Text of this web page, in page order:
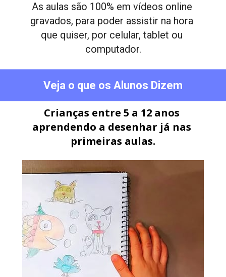
As aulas são 100% em vídeos online
gravados, para poder assistir na hora
que quiser, por celular, tablet ou
computador.
Veja o que os Alunos Dizem
Crianças entre 5 a 12 anos
aprendendo a desenhar já nas
primeiras aulas.